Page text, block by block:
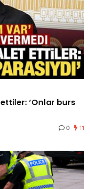
‘Onlar burs
0 11